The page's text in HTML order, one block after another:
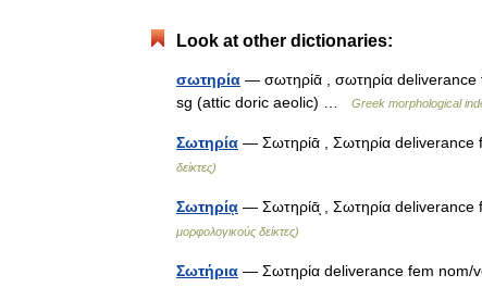
Look at other dictionaries:
σωτηρία — σωτηρίᾱ , σωτηρία
sg (attic doric aeolic) …
Greek morphological
Σωτηρία — Σωτηρίᾱ , Σωτηρία
δείκτες)
Σωτηρίᾳ — Σωτηρίᾱͅ , Σωτηρία
μορφολογικούς δείκτες)
Σωτήρια — Σωτηρία deliverance fem